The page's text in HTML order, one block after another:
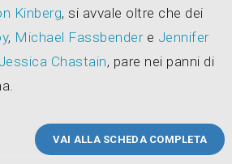
Kinberg, si avvale oltre che dei
, Michael Fassbendere Jennifer
Jessica Chastain, pare nei panni di
VAI ALLA SCHEDA COMPLETA